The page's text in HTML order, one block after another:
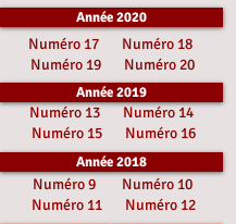
Année 2020
Numéro 17 Numéro 18
Numéro 19 Numéro 20
Année 2019
Numéro 13 Numéro 14
Numéro 15 Numéro 16
Année 2018
Numéro 9 Numéro 10
Numéro 11 Numéro 12